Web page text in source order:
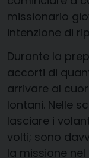
missionario
intenzione di
Durante la
accorti di
arrivare al
lontani. Nelle
lasciare i
volti; sono
la missione nel